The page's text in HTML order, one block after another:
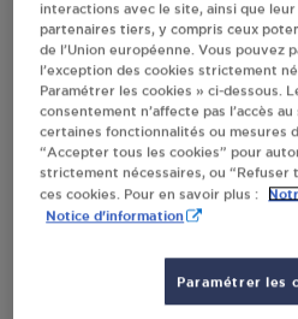
AFFICHER LE
RECEVOIR LES
En cliquant sur « S’y rendre »,
d’informations (dont mon adresse
par Google Maps afin d’afficher la
interactions avec le site, ainsi que
partenaires tiers, y compris ceux
de l’Union européenne. Vous pouvez
l’exception des cookies strictement
Paramétrer les cookies » ci-dessous.
consentement n’affecte pas l’accès
certaines fonctionnalités ou mesures
“Accepter tous les cookies” pour
strictement nécessaires, ou “Refuser
ces cookies. Pour en savoir plus :
Notice d'information
Paramétrer les